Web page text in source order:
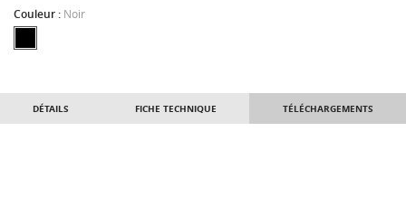
Couleur : Noir
DÉTAILS FICHE TECHNIQUE TÉLÉCHARGEMENTS